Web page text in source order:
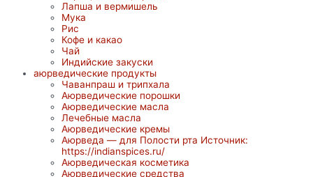
Лапша и вермишель
Мука
Рис
Кофе и какао
Чай
Индийские закуски
аюрведические продукты
Чаванпраш и трипхала
Аюрведические порошки
Аюрведические масла
Лечебные масла
Аюрведические кремы
Аюрведа — для Полости рта Источник:
https://indianspices.ru/
Аюрведическая косметика
Аюрведические средства